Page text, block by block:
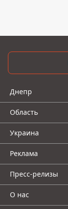
Днепр
Область
Украина
Реклама
Пресс-релизы
О нас